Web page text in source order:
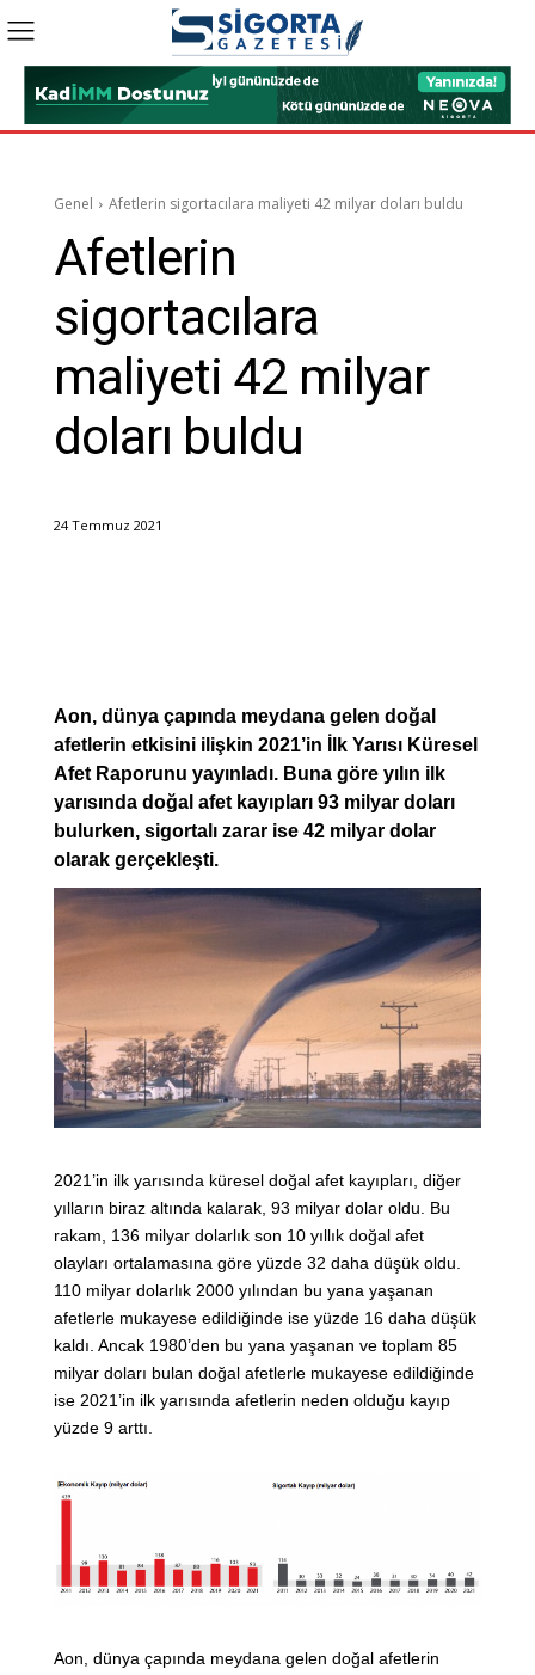
Genel Afetlerin sigortacılara maliyeti 42 milyar doları buldu
Afetlerin
sigortacılara
maliyeti 42 milyar
doları buldu
24 Temmuz 2021
Aon, dünya çapında meydana gelen doğal
afetlerin etkisini ilişkin 2021’in İlk Yarısı Küresel
Afet Raporunu yayınladı. Buna göre yılın ilk
yarısında doğal afet kayıpları 93 milyar doları
bulurken, sigortalı zarar ise 42 milyar dolar
olarak gerçekleşti.
2021’in ilk yarısında küresel doğal afet kayıpları, diğer
yılların biraz altında kalarak, 93 milyar dolar oldu. Bu
rakam, 136 milyar dolarlık son 10 yıllık doğal afet
olayları ortalamasına göre yüzde 32 daha düşük oldu.
110 milyar dolarlık 2000 yılından bu yana yaşanan
afetlerle mukayese edildiğinde ise yüzde 16 daha düşük
kaldı. Ancak 1980’den bu yana yaşanan ve toplam 85
milyar doları bulan doğal afetlerle mukayese edildiğinde
ise 2021’in ilk yarısında afetlerin neden olduğu kayıp
yüzde 9 arttı.
Aon, dünya çapında meydana gelen doğal afetlerin